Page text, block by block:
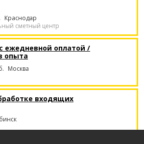
Краснодар
сметный центр
ежедневной оплатой /
опыта
Москва
входящих